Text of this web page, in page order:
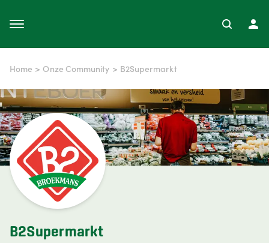
Home > Onze Community > B2Supermarkt
B2Supermarkt